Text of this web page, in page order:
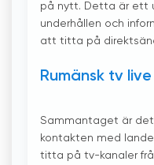
på nytt. Detta är ett
underhållen och
att titta på
Rumänsk tv live
Sammantaget är
kontakten med
titta på tv-kanaler